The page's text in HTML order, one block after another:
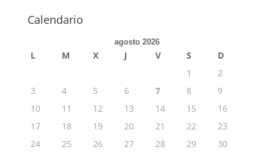
Calendario
agosto 2026
L M X J V S
D
1
2
3
4 5 6 7 8
9
10
11 12 13 14 15
16
17
18 19 20 21 22
23
24
25 26 27 28 29
30